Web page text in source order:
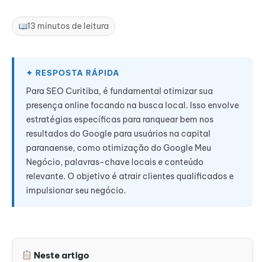
13 minutos de leitura
Para SEO Curitiba, é fundamental otimizar sua
presença online focando na busca local. Isso envolve
estratégias específicas para ranquear bem nos
resultados do Google para usuários na capital
paranaense, como otimização do Google Meu
Negócio, palavras-chave locais e conteúdo
relevante. O objetivo é atrair clientes qualificados e
impulsionar seu negócio.
Neste artigo